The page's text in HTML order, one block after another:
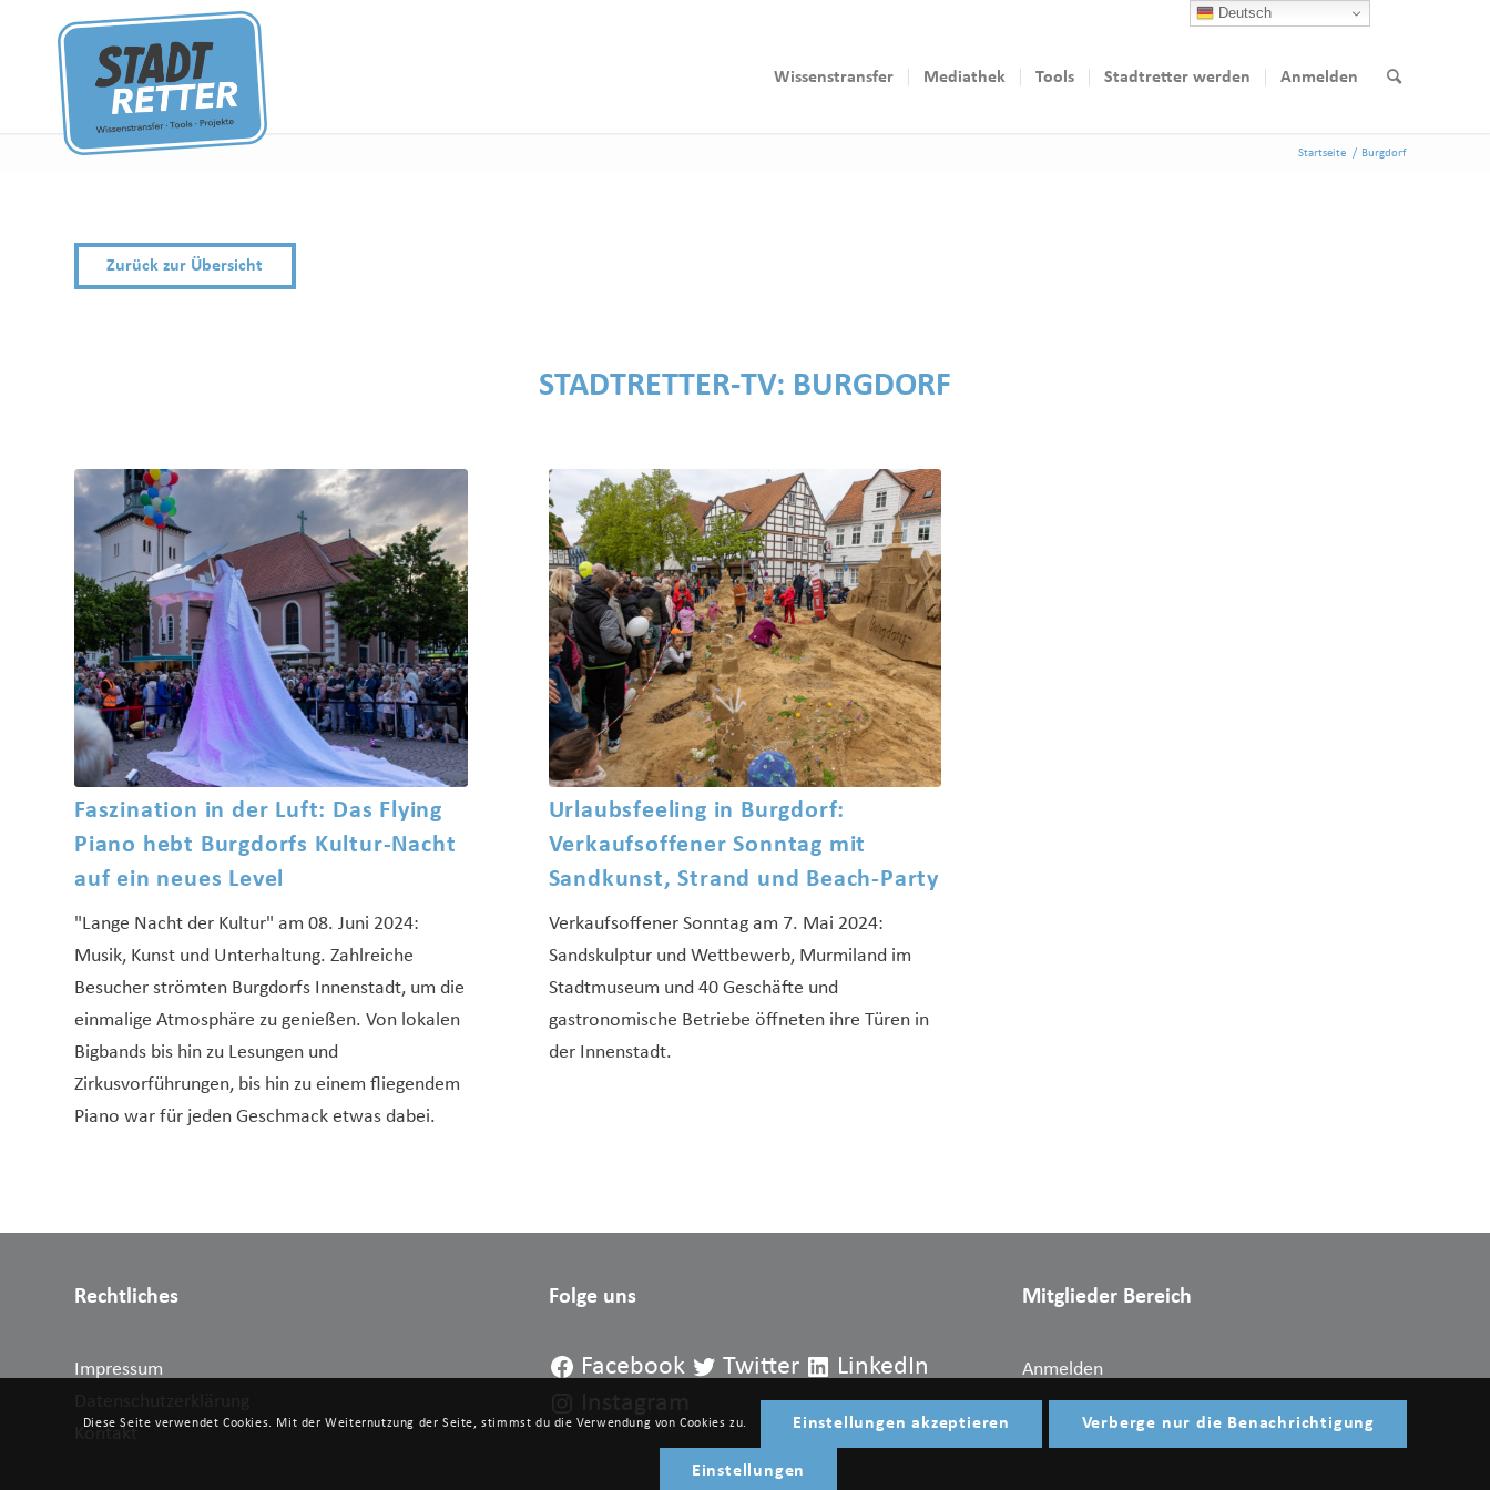
Wissenstransfer Mediathek Tools Stadtretter werden Anmelden
Startseite / Burgdorf
Zurück zur Übersicht
STADTRETTER-TV: BURGDORF
Faszination in der Luft: Das Flying
Piano hebt Burgdorfs Kultur-Nacht
auf ein neues Level
"Lange Nacht der Kultur" am 08. Juni 2024:
Musik, Kunst und Unterhaltung. Zahlreiche
Besucher strömten Burgdorfs Innenstadt, um die
einmalige Atmosphäre zu genießen. Von lokalen
Bigbands bis hin zu Lesungen und
Zirkusvorführungen, bis hin zu einem fliegendem
Piano war für jeden Geschmack etwas dabei.
Urlaubsfeeling in Burgdorf:
Verkaufsoffener Sonntag mit
Sandkunst, Strand und Beach-Party
Verkaufsoffener Sonntag am 7. Mai 2024:
Sandskulptur und Wettbewerb, Murmiland im
Stadtmuseum und 40 Geschäfte und
gastronomische Betriebe öffneten ihre Türen in
der Innenstadt.
Rechtliches
Impressum
Kontakt
Folge uns
Facebook Twitter
LinkedIn
Mitglieder Bereich
Anmelden
Diese Seite verwendet Cookies. Mit der Weiternutzung der Seite, stimmst du die Verwendung von Cookies zu. Einstellungen akzeptieren Verberge nur die Benachrichtigung
Einstellungen
Deutsch